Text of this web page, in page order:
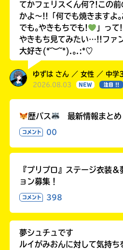
てかフェリスくん何?!この
かよ〜!!「何でも焼きますよ
でも｡やきもちでも!
」っ
やきもち見てみたい…!!ファ
大好き(*˘︶˘*).｡.:*♡
ゆずは さん ／ 女性 ／ 中学
2026.08.03 NEW 注目 !!
歴バス 最新情報まとめ
コメント 00
『プリプロ』ステージ衣装
ョン募集！
コメント 398
夢シュチュです
ルイがみおんに対して気持ち